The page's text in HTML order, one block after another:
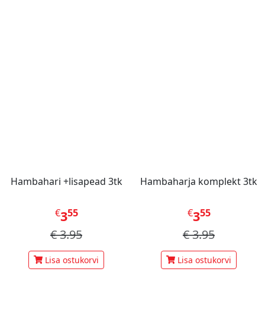
Hambahari +lisapead 3tk
€355
€3.95
Lisa ostukorvi
Hambaharja komplekt 3tk
€355
€3.95
Lisa ostukorvi